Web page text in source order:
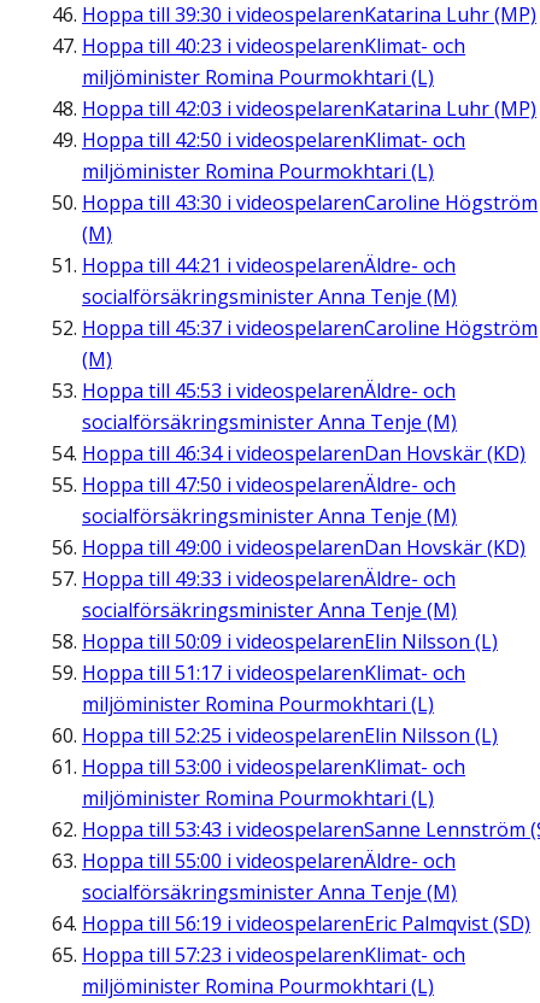
Hoppa till 39:30 i videospelarenKatarina Luhr (MP)
Hoppa till 40:23 i videospelarenKlimat- och
miljöminister Romina Pourmokhtari (L)
Hoppa till 42:03 i videospelarenKatarina Luhr (MP)
Hoppa till 42:50 i videospelarenKlimat- och
miljöminister Romina Pourmokhtari (L)
Hoppa till 43:30 i videospelarenCaroline Högström
(M)
Hoppa till 44:21 i videospelarenÄldre- och
socialförsäkringsminister Anna Tenje (M)
Hoppa till 45:37 i videospelarenCaroline Högström
(M)
Hoppa till 45:53 i videospelarenÄldre- och
socialförsäkringsminister Anna Tenje (M)
Hoppa till 46:34i videospelarenDan Hovskär (KD)
Hoppa till 47:50 i videospelarenÄldre- och
socialförsäkringsminister Anna Tenje (M)
Hoppa till 49:00 i videospelarenDan Hovskär (KD)
Hoppa till 49:33 i videospelarenÄldre- och
socialförsäkringsminister Anna Tenje (M)
Hoppa till 50:09 i videospelarenElin Nilsson (L)
Hoppa till 51:17 i videospelarenKlimat- och
miljöminister Romina Pourmokhtari (L)
Hoppa till 52:25 i videospelarenElin Nilsson (L)
Hoppa till 53:00 i videospelarenKlimat- och
miljöminister Romina Pourmokhtari (L)
Hoppa till 53:43 i videospelarenSanne Lennström
Hoppa till 55:00 i videospelarenÄldre- och
socialförsäkringsminister Anna Tenje (M)
Hoppa till 56:19 i videospelarenEric Palmqvist (SD)
Hoppa till 57:23 i videospelarenKlimat- och
miljöminister Romina Pourmokhtari (L)